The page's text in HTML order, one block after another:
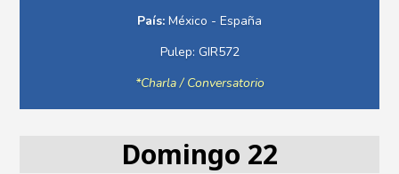
País: México - España
Pulep: GIR572
*Charla / Conversatorio
Domingo 22